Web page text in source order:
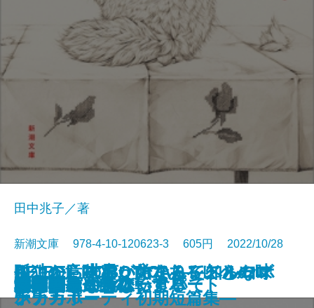
罪の轍
名人
闇の奥
六畳間ミステリーアパート
さよならの言い方なんて知らな
い。7
幽世の薬剤師2
殺人者
銀花の蔵
孤独の意味も、女であることの味
わいも
私のことならほっといて
田中兆子／著
新潮文庫 978-4-10-120623-3 605円 2022/10/28
文庫
道行きや
ポロック生命体
清く貧しく美しく
アガワ家の危ない食卓
自転しながら公転する
ここから世界が始まる―トルーマ
ン・カポーティ初期短篇集―
56日間
RE:BEL ROBOTICA―レベルロボ
チカ―
RE:BEL ROBOTICA 0―レベルロ
ボチカ 0―
女副署長 祭礼